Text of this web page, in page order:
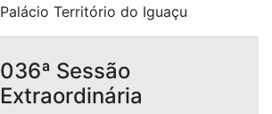
Palácio Território do Iguaçu
036ª Sessão
Extraordinária